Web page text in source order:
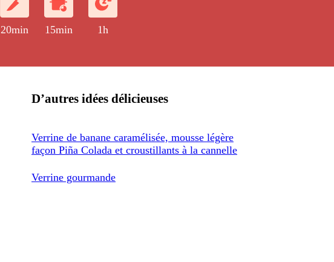
20min 15min 1h
D’autres idées délicieuses
Verrine de banane caramélisée, mousse légère
façon Piña Colada et croustillants à la cannelle
Verrine gourmande